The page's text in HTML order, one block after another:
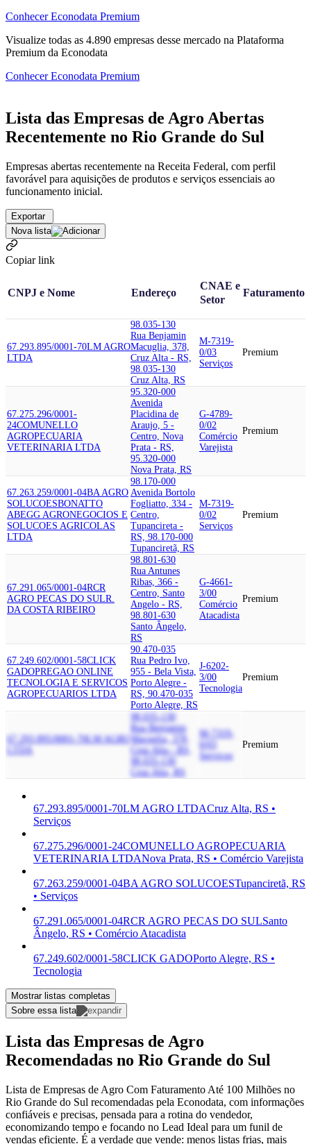
Conhecer Econodata Premium
Visualize todas as 4.890 empresas desse mercado na Plataforma
Premium da Econodata
Conhecer Econodata Premium
Lista das Empresas de Agro Abertas
Recentemente no Rio Grande do Sul
Empresas abertas recentemente na Receita Federal, com perfil
favorável para aquisições de produtos e serviços essenciais ao
funcionamento inicial.
Exportar
Nova lista
Copiar link
CNPJ e Nome Endereço
CNAE e
Setor
Faturamento
67.293.895/0001-70LM AGRO
LTDA
98.035-130
Rua Benjamin
Macuglia, 378,
Cruz Alta - RS,
98.035-130
Cruz Alta, RS
M-7319-
0/03
Serviços
Premium
67.275.296/0001-
24COMUNELLO
AGROPECUARIA
VETERINARIA LTDA
95.320-000
Avenida
Placidina de
Araujo, 5 -
Centro, Nova
Prata - RS,
95.320-000
Nova Prata, RS
G-4789-
0/02
Comércio
Varejista
Premium
67.263.259/0001-04BA AGRO
SOLUCOESBONATTO
ABEGG AGRONEGOCIOS E
SOLUCOES AGRICOLAS
LTDA
98.170-000
Avenida Bortolo
Fogliatto, 334 -
Centro,
Tupancireta -
RS, 98.170-000
Tupanciretã, RS
M-7319-
0/02
Serviços
Premium
67.291.065/0001-04RCR
AGRO PECAS DO SULR.
DA COSTA RIBEIRO
98.801-630
Rua Antunes
Ribas, 366 -
Centro, Santo
Angelo - RS,
98.801-630
Santo Ângelo,
RS
G-4661-
3/00
Comércio
Atacadista
Premium
67.249.602/0001-58CLICK
GADOPREGAO ONLINE
TECNOLOGIA E SERVICOS
AGROPECUARIOS LTDA
90.470-035
Rua Pedro Ivo,
955 - Bela Vista,
Porto Alegre -
RS, 90.470-035
Porto Alegre, RS
J-6202-
3/00
Tecnologia
Premium
67.293.895/0001-70LM AGRO
98.035-130
Rua Benjamin
Macuglia, 378,
Cruz Alta - RS,
98.035-130
Cruz Alta, RS
M-7319-
Serviços
Premium
67.293.895/0001-70LM AGRO LTDACruz Alta, RS •
Serviços
67.275.296/0001-24COMUNELLO AGROPECUARIA
VETERINARIA LTDANova Prata, RS • Comércio Varejista
67.263.259/0001-04BA AGRO SOLUCOESTupanciretã, RS
• Serviços
67.291.065/0001-04RCR AGRO PECAS DO SULSanto
Ângelo, RS • Comércio Atacadista
67.249.602/0001-58CLICK GADOPorto Alegre, RS •
Tecnologia
Mostrar listas completas
Sobre essa lista
Lista das Empresas de Agro
Recomendadas no Rio Grande do Sul
Lista de Empresas de Agro Com Faturamento Até 100 Milhões no
Rio Grande do Sul recomendadas pela Econodata, com informações
confiáveis e precisas, pensada para a rotina do vendedor,
economizando tempo e focando no Lead Ideal para um funil de
vendas eficiente. É a verdade que vende: menos listas frias, mais